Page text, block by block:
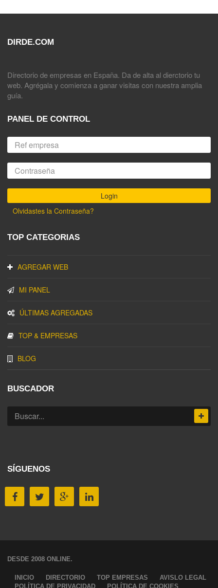
DIRDE.COM
Directorio de empresas en España. Da de alta al dierctorio tu
web. Agrégala y comienza a ganar visitas con nuestra amplia
guía.
PANEL DE CONTROL
Olvidastes la Contraseña?
TOP CATEGORIAS
AGREGAR WEB
MI PANEL
ÚLTIMAS AGREGADAS
TOP & EMPRESAS
BLOG
BUSCADOR
SÍGUENOS
DESDE 2008 ONLINE.
INICIO DIRECTORIO TOP EMPRESAS
AVISLO LEGAL
POLÍTICA DE PRIVACIDAD
POLÍTICA DE COOKIES